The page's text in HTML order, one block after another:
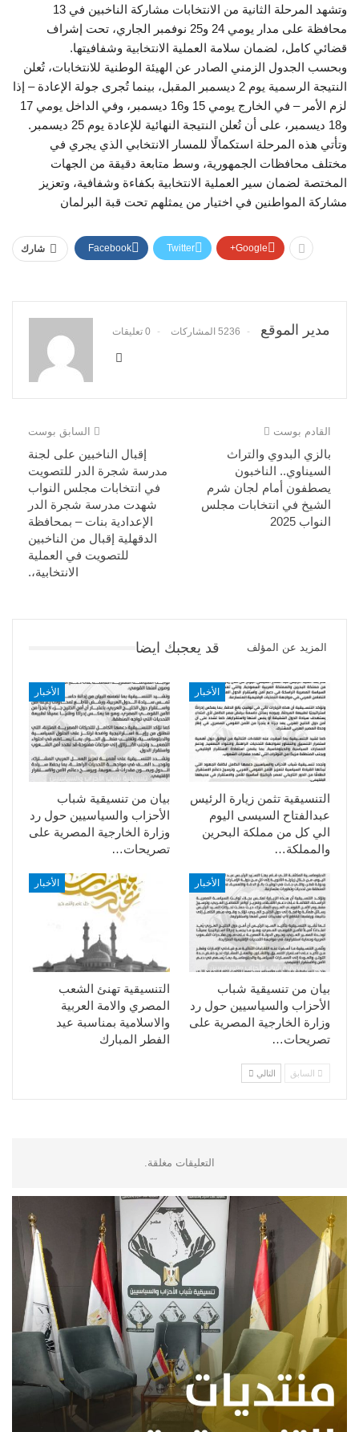
وتشهد المرحلة الثانية من الانتخابات مشاركة الناخبين في 13
محافظة على مدار يومي 24 و25 نوفمبر الجاري، تحت إشراف
قضائي كامل، لضمان سلامة العملية الانتخابية وشفافيتها.
وبحسب الجدول الزمني الصادر عن الهيئة الوطنية للانتخابات، تُعلن
النتيجة الرسمية يوم 2 ديسمبر المقبل، بينما تُجرى جولة الإعادة – إذا
لزم الأمر – في الخارج يومي 15 و16 ديسمبر، وفي الداخل يومي 17
و18 ديسمبر، على أن تُعلن النتيجة النهائية للإعادة يوم 25 ديسمبر.
وتأتي هذه المرحلة استكمالًا للمسار الانتخابي الذي يجري في
مختلف محافظات الجمهورية، وسط متابعة دقيقة من الجهات
المختصة لضمان سير العملية الانتخابية بكفاءة وشفافية، وتعزيز
مشاركة المواطنين في اختيار من يمثلهم تحت قبة البرلمان
شارك Facebook Twitter Google+
مدير الموقع 5236 المشاركات 0 تعليقات
السابق بوست
إقبال الناخبين على لجنة
مدرسة شجرة الدر للتصويت
في انتخابات مجلس النواب
شهدت مدرسة شجرة الدر
الإعدادية بنات – بمحافظة
الدقهلية إقبال من الناخبين
للتصويت في العملية
الانتخابية،.
القادم بوست
بالزي البدوي والتراث
السيناوي.. الناخبون
يصطفون أمام لجان شرم
الشيخ في انتخابات مجلس
النواب 2025
قد يعجبك ايضا المزيد عن المؤلف
الأخبار
بيان من تنسيقية شباب
الأحزاب والسياسيين حول رد
وزارة الخارجية المصرية على
تصريحات…
الأخبار
التنسيقية تثمن زيارة الرئيس
عبدالفتاح السيسى اليوم
الي كل من مملكة البحرين
والمملكة…
الأخبار
التنسيقية تهنئ الشعب
المصري والامة العربية
والاسلامية بمناسبة عيد
الفطر المبارك
الأخبار
بيان من تنسيقية شباب
الأحزاب والسياسيين حول رد
وزارة الخارجية المصرية على
تصريحات…
السابق التالي
التعليقات مغلقة.